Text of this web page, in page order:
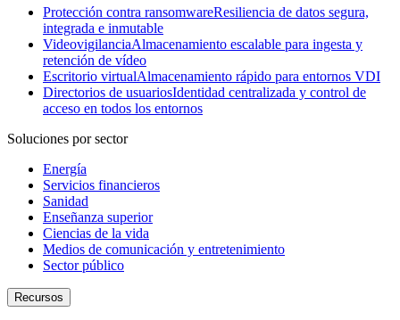
Protección contra ransomwareResiliencia de datos segura,
integrada e inmutable
VideovigilanciaAlmacenamiento escalable para ingesta y
retención de vídeo
Escritorio virtualAlmacenamiento rápido para entornos VDI
Directorios de usuariosIdentidad centralizada y control de
acceso en todos los entornos
Soluciones por sector
Energía
Servicios financieros
Sanidad
Enseñanza superior
Ciencias de la vida
Medios de comunicación y entretenimiento
Sector público
Recursos